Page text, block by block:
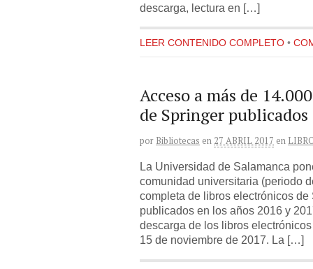
descarga, lectura en […]
LEER CONTENIDO COMPLETO •
Acceso a más de
de Springer
por Bibliotecas en 27 ABRIL 2017 en
La Universidad de Salamanca
comunidad universitaria (periodo
completa de libros electrónicos
publicados en los años 2016 y
descarga de los libros
15 de noviembre de 2017. La […]